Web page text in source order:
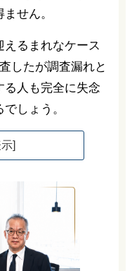
せん。
るまれなケース
したが調査漏れと
る人も完全に失念
しょう。
]